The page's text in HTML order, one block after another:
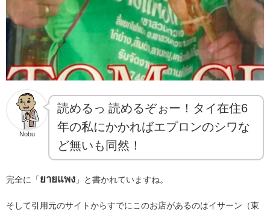
Nobu
読めるっ 読めるぞぉー！タイ在住6
年の私にかかればエプロンのシワな
ど無いも同然！
完全に「 ยายแพง 」と書かれていますね。
そして引用元のサイトからすでにこのお店があるのはイサーン（東